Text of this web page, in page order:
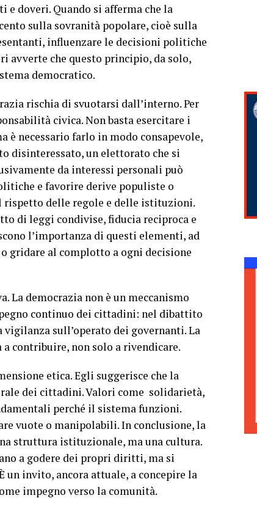
doveri. Quando si afferma che la
sulla sovranità popolare, cioè sulla
influenzare le decisioni politiche
avverte che questo principio, da solo,
democratico.
rischia di svuotarsi dall’interno. Per
civica. Non basta esercitare i
necessario farlo in modo consapevole,
disinteressato, un elettorato che si
da interessi personali può
e favorire derive populiste o
delle regole e delle istituzioni.
di leggi condivise, fiducia reciproca e
l’importanza di questi elementi, ad
gridare al complotto a ogni decisione
La democrazia non è un meccanismo
continuo dei cittadini: nel dibattito
sull’operato dei governanti. La
contribuire, non solo a rivendicare.
etica. Egli suggerisce che la
dei cittadini. Valori come solidarietà,
perché il sistema funzioni.
vuote o manipolabili. In conclusione, la
struttura istituzionale, ma una cultura.
a godere dei propri diritti, ma si
un invito, ancora attuale, a concepire la
impegno verso la comunità.